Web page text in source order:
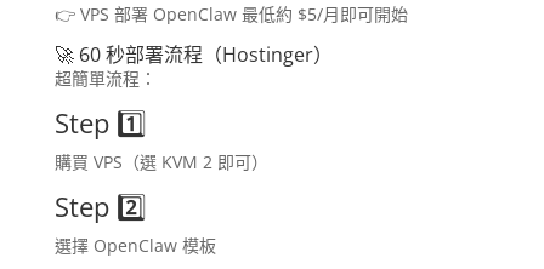
👉 VPS 部署 OpenClaw 最低約 $5/月即可開始
🚀 60 秒部署流程（Hostinger）
超簡單流程：
Step 1️⃣
購買 VPS（選 KVM 2 即可）
Step 2️⃣
選擇 OpenClaw 模板